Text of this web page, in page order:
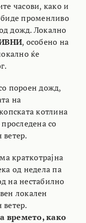
часови, како и
променливо
дожд. Локално
, особено на
ќе
пороен дожд,
на
котлина
со
краткотрајна
од недела па
на нестабилно
локален
времето, како